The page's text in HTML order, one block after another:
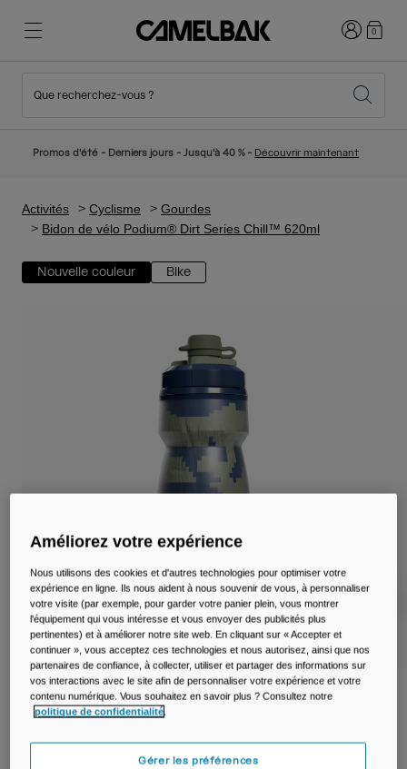
Nouveautés
Sacs Hydratation
Mugs et Gobelets
Ceintures et sacoches
Réservoirs
Accessoires
Tout Voir
Randonnée
Voyages et style de vie
Abandonner le tout Jetable
Connexion
0
Que recherchez-vous ?
Promos d'été - Derniers jours - Jusqu'à 40 % - Découvrir maintenant
Activités Cyclisme
Gourdes
Bidon de vélo Podium® Dirt Series Chill™ 620ml
Nouvelle couleur Bike
Bidon de vélo Podium® Dirt Series Chill™
620ml
38119-F47-OS
Améliorez votre expérience
Nous utilisons des cookies et d'autres technologies pour optimiser votre
expérience en ligne. Ils nous aident à nous souvenir de vous, à personnaliser
votre visite (par exemple, pour garder votre panier plein, vous montrer
l'équipement qui vous intéresse et vous envoyer des publicités plus
pertinentes) et à améliorer notre site web. En cliquant sur « Accepter et
continuer », vous acceptez ces technologies et nous autorisez, ainsi que nos
partenaires de confiance, à collecter, utiliser et partager des informations sur
vos interactions avec le site afin de personnaliser votre expérience et votre
contenu numérique. Vous souhaitez en savoir plus ? Consultez notre
politique de confidentialité
Gérer les préférences